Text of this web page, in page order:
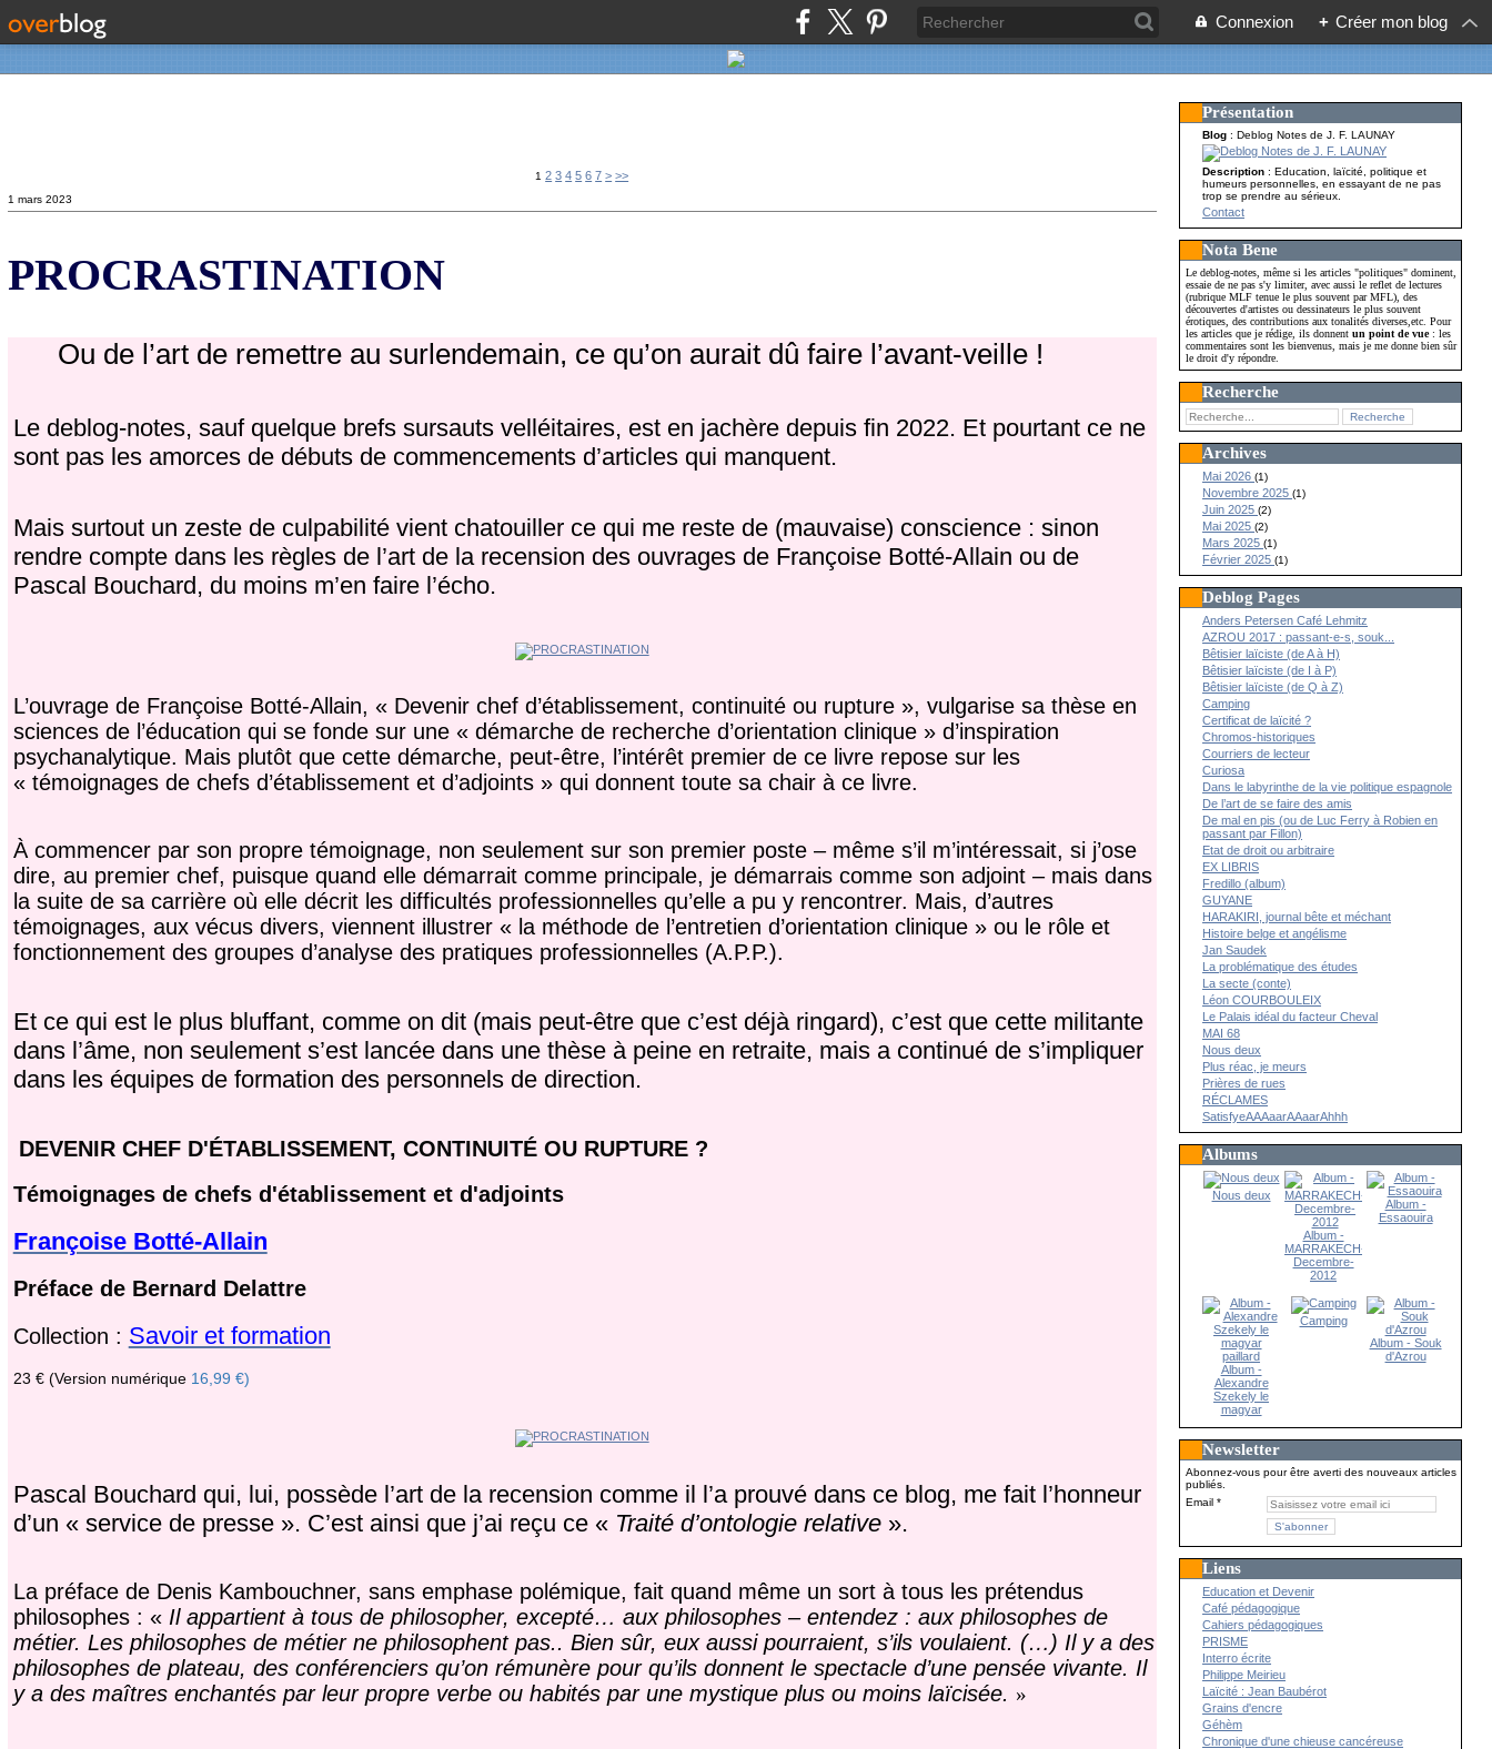
Connexion + Créer mon blog
1 2 3 4 5 6 7 > >>
1 mars 2023
PROCRASTINATION
Ou de l’art de remettre au surlendemain, ce qu’on aurait dû faire l’avant-veille !
Le deblog-notes, sauf quelque brefs sursauts velléitaires, est en jachère depuis fin 2022. Et pourtant ce ne
sont pas les amorces de débuts de commencements d’articles qui manquent.
Mais surtout un zeste de culpabilité vient chatouiller ce qui me reste de (mauvaise) conscience : sinon
rendre compte dans les règles de l’art de la recension des ouvrages de Françoise Botté-Allain ou de
Pascal Bouchard, du moins m’en faire l’écho.
L’ouvrage de Françoise Botté-Allain, « Devenir chef d’établissement, continuité ou rupture », vulgarise sa thèse en
sciences de l’éducation qui se fonde sur une « démarche de recherche d’orientation clinique » d’inspiration
psychanalytique. Mais plutôt que cette démarche, peut-être, l’intérêt premier de ce livre repose sur les
« témoignages de chefs d’établissement et d’adjoints » qui donnent toute sa chair à ce livre.
À commencer par son propre témoignage, non seulement sur son premier poste – même s’il m’intéressait, si j’ose
dire, au premier chef, puisque quand elle démarrait comme principale, je démarrais comme son adjoint – mais dans
la suite de sa carrière où elle décrit les difficultés professionnelles qu’elle a pu y rencontrer. Mais, d’autres
témoignages, aux vécus divers, viennent illustrer « la méthode de l’entretien d’orientation clinique » ou le rôle et
fonctionnement des groupes d’analyse des pratiques professionnelles (A.P.P.).
Et ce qui est le plus bluffant, comme on dit (mais peut-être que c’est déjà ringard), c’est que cette militante
dans l’âme, non seulement s’est lancée dans une thèse à peine en retraite, mais a continué de s’impliquer
dans les équipes de formation des personnels de direction.
DEVENIR CHEF D'ÉTABLISSEMENT, CONTINUITÉ OU RUPTURE ?
Témoignages de chefs d'établissement et d'adjoints
Françoise Botté-Allain
Préface de Bernard Delattre
Collection : Savoir et formation
23 € (Version numérique 16,99 €)
Pascal Bouchard qui, lui, possède l’art de la recension comme il l’a prouvé dans ce blog, me fait l’honneur
d’un « service de presse ». C’est ainsi que j’ai reçu ce « Traité d’ontologie relative».
La préface de Denis Kambouchner, sans emphase polémique, fait quand même un sort à tous les prétendus
philosophes : « Il appartient à tous de philosopher, excepté… aux philosophes – entendez : aux philosophes de
métier. Les philosophes de métier ne philosophent pas.. Bien sûr, eux aussi pourraient, s’ils voulaient. (…) Il y a des
philosophes de plateau, des conférenciers qu’on rémunère pour qu’ils donnent le spectacle d’une pensée vivante. Il
y a des maîtres enchantés par leur propre verbe ou habités par une mystique plus ou moins laïcisée. »
Présentation
Blog : Deblog Notes de J. F. LAUNAY
Description: Education, laïcité, politique et
humeurs personnelles, en essayant de ne pas
trop se prendre au sérieux.
Contact
Nota Bene
Le deblog-notes, même si les articles "politiques" dominent,
essaie de ne pas s'y limiter, avec aussi le reflet de lectures
(rubrique MLF tenue le plus souvent par MFL), des
découvertes d'artistes ou dessinateurs le plus souvent
érotiques, des contributions aux tonalités diverses,etc. Pour
les articles que je rédige, ils donnentun point de vue: les
commentaires sont les bienvenus, mais je me donne bien sûr
le droit d'y répondre.
Recherche
Archives
Mai 2026(1)
Novembre 2025(1)
Juin 2025(2)
Mai 2025(2)
Mars 2025(1)
Février 2025(1)
Deblog Pages
Anders Petersen Café Lehmitz
AZROU 2017 : passant-e-s, souk...
Bêtisier laïciste (de A à H)
Bêtisier laïciste (de I à P)
Bêtisier laïciste (de Q à Z)
Camping
Certificat de laïcité ?
Chromos-historiques
Courriers de lecteur
Curiosa
Dans le labyrinthe de la vie politique espagnole
De l’art de se faire des amis
De mal en pis (ou de Luc Ferry à Robien en
passant par Fillon)
Etat de droit ou arbitraire
EX LIBRIS
Fredillo (album)
GUYANE
HARAKIRI, journal bête et méchant
Histoire belge et angélisme
Jan Saudek
La problématique des études
La secte (conte)
Léon COURBOULEIX
Le Palais idéal du facteur Cheval
MAI 68
Nous deux
Plus réac, je meurs
Prières de rues
RÉCLAMES
SatisfyeAAAaarAAaarAhhh
Albums
Nous deux
Album -
MARRAKECH-
Decembre-
2012
Album -
Essaouira
Album -
Alexandre
Szekely le
magyar
Camping
Album - Souk
d'Azrou
Newsletter
Abonnez-vous pour être averti des nouveaux articles
publiés.
Email
Liens
Education et Devenir
Café pédagogique
Cahiers pédagogiques
PRISME
Interro écrite
Philippe Meirieu
Laïcité : Jean Baubérot
Grains d'encre
Géhèm
Chronique d'une chieuse cancéreuse